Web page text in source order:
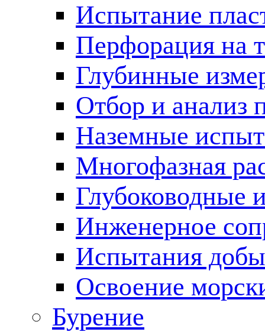
Испытание
Перфорация на
Глубинные
Отбор и анализ
Наземные
Многофазная
Глубоководные
Инженерное
Испытания
Освоение
Бурение